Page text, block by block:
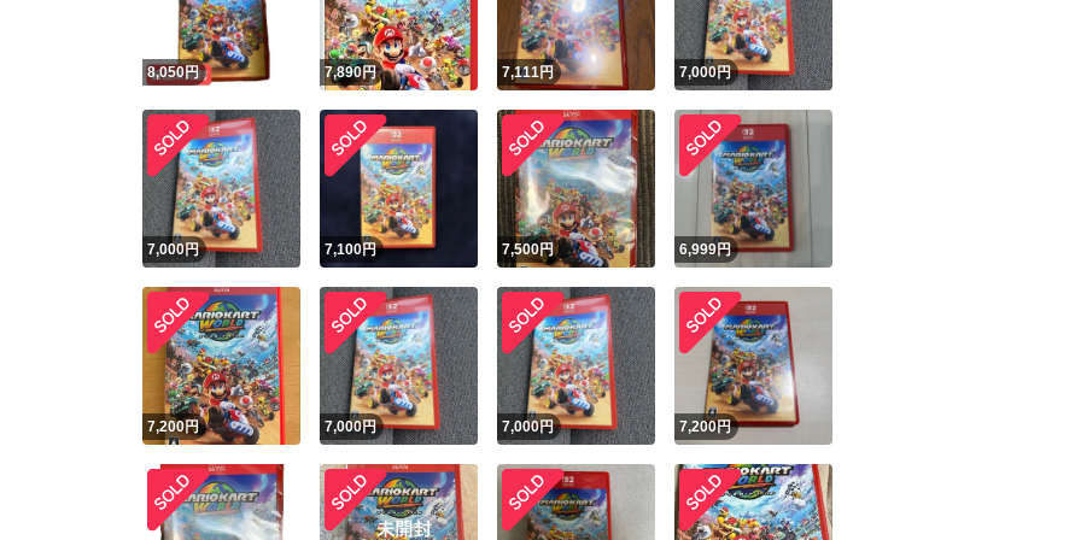
8,050円 7,890円 7,111円 7,000円
7,000円 7,100円 7,500円 6,999円
7,200円 7,000円 7,000円 7,200円